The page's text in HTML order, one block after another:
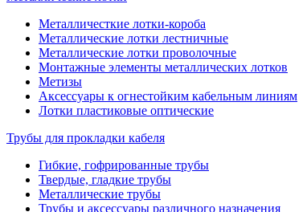
Металличесткие лотки-короба
Металлические лотки лестничные
Металлические лотки проволочные
Монтажные элементы металлических лотков
Метизы
Аксессуары к огнестойким кабельным линиям
Лотки пластиковые оптические
Трубы для прокладки кабеля
Гибкие, гофрированные трубы
Твердые, гладкие трубы
Металлические трубы
Трубы и аксессуары различного назначения